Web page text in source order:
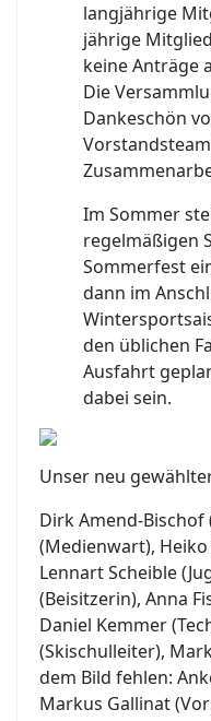
langjährige
jährige
keine Anträge
Die
Dankeschön
Im Sommer
regelmäßigen
Sommerfest
dann im
den üblichen
Ausfahrt
dabei sein.
Unser neu
Dirk Amend-Bischof
(Medienwart),
Lennart Scheible
(Beisitzerin), Anna
Daniel Kemmer
(Skischulleiter),
dem Bild fehlen:
Markus Gallinat